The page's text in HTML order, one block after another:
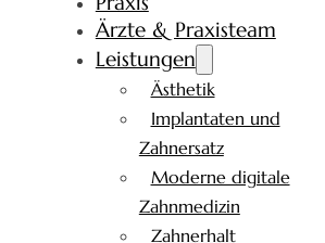
Ärzte & Praxisteam
Leistungen
Ästhetik
Implantaten und
Zahnersatz
Moderne digitale
Zahnmedizin
Zahnerhalt